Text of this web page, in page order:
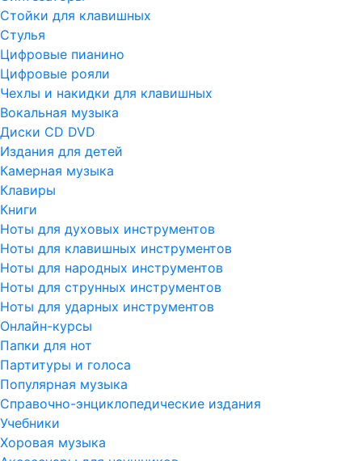
Стойки для клавишных
Стулья
Цифровые пианино
Цифровые рояли
Чехлы и накидки для клавишных
Вокальная музыка
Диски CD DVD
Издания для детей
Камерная музыка
Клавиры
Книги
Ноты для духовых инструментов
Ноты для клавишных инструментов
Ноты для народных инструментов
Ноты для струнных инструментов
Ноты для ударных инструментов
Онлайн-курсы
Папки для нот
Партитуры и голоса
Популярная музыка
Справочно-энциклопедические издания
Учебники
Хоровая музыка